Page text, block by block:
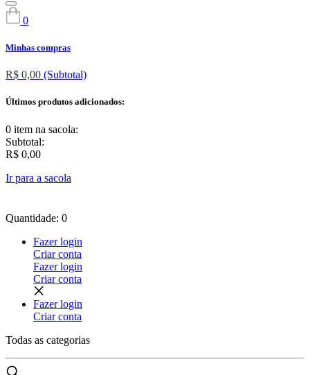
0
Minhas compras
R$ 0,00 (Subtotal)
Últimos produtos adicionados:
0 item na sacola:
Subtotal:
R$ 0,00
Ir para a sacola
Quantidade: 0
Fazer login
Criar conta
Fazer login
Criar conta
Fazer login
Criar conta
Todas as categorias